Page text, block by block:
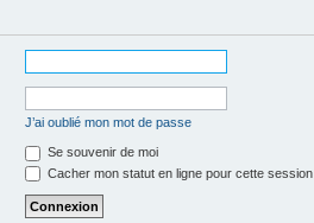
J’ai oublié mon mot de passe
Se souvenir de moi
Cacher mon statut en ligne pour cette session